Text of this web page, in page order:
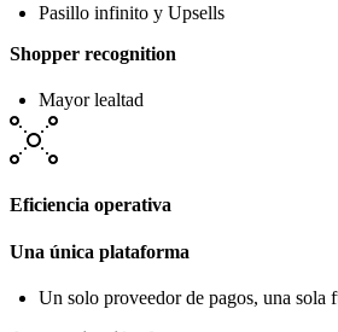
Pasillo infinito y Upsells
Shopper recognition
Mayor lealtad
Eficiencia operativa
Una única plataforma
Un solo proveedor de pagos, una sola